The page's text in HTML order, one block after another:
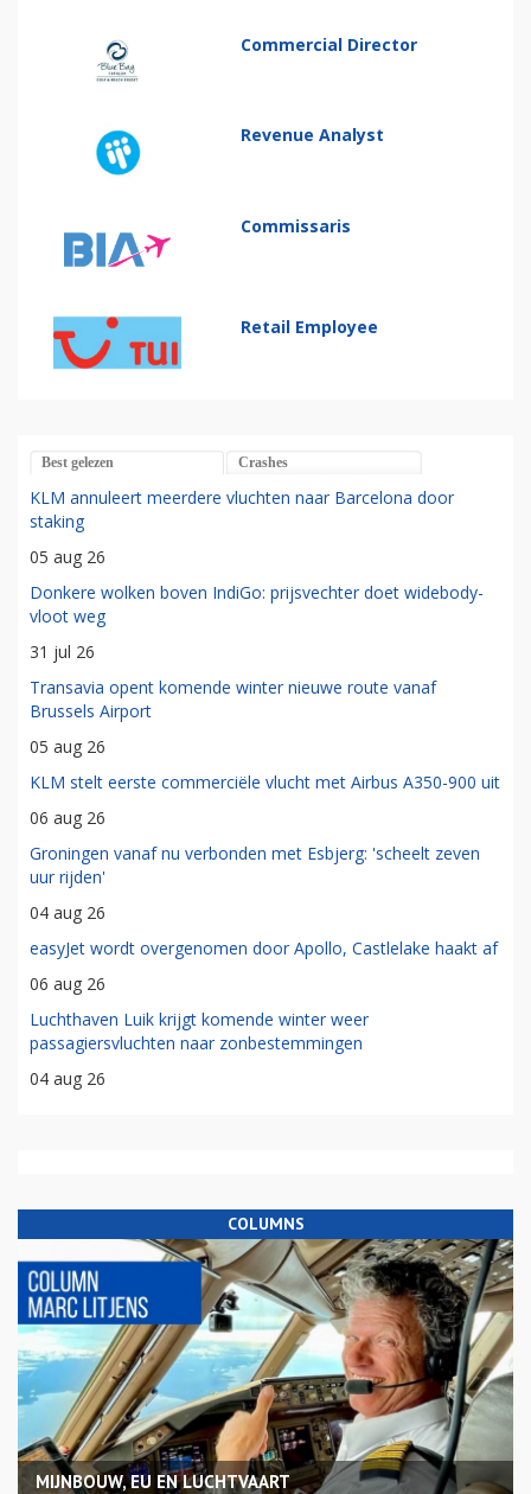
Commercial Director
Revenue Analyst
Commissaris
Retail Employee
Best gelezen Crashes
KLM annuleert meerdere vluchten naar Barcelona door
staking
05 aug 26
Donkere wolken boven IndiGo: prijsvechter doet widebody-
vloot weg
31 jul 26
Transavia opent komende winter nieuwe route vanaf
Brussels Airport
05 aug 26
KLM stelt eerste commerciële vlucht met Airbus A350-900 uit
06 aug 26
Groningen vanaf nu verbonden met Esbjerg: 'scheelt zeven
uur rijden'
04 aug 26
easyJet wordt overgenomen door Apollo, Castlelake haakt af
06 aug 26
Luchthaven Luik krijgt komende winter weer
passagiersvluchten naar zonbestemmingen
04 aug 26
COLUMNS
MIJNBOUW, EU EN LUCHTVAART